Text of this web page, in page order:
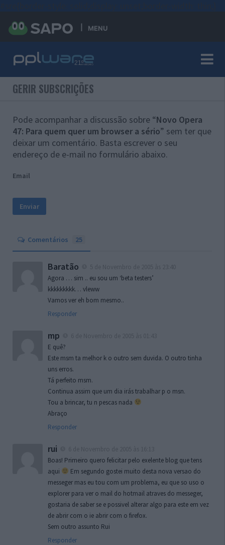
MENU
GERIR SUBSCRIÇÕES
Pode acompanhar a discussão sobre “Novo Opera
47: Para quem quer um browser a sério” sem ter que
deixar um comentário. Basta escrever o seu
endereço de e-mail no formulário abaixo.
Email
Comentários 25
Baratão
Agora … sim .. eu sou um ‘beta testers’
kkkkkkkkk… vleww
Vamos ver eh bom mesmo..
Responder
mp
E quê?
Este msm ta melhor k o outro sem duvida. O outro tinha
uns erros.
Tá perfeito msm.
Continua assim que um dia irás trabalhar p o msn.
Tou a brincar, tu n pescas nada
Abraço
Responder
rui
Boas! Primeiro quero felicitar pelo exelente blog que tens
aqui
Em segundo gostei muito desta nova versao do
messeger mas eu tou com um problema, eu que so uso o
explorer para ver o mail do hotmail atraves do messeger,
gostaria de saber se e possivel alterar algo para este em vez
de abrir com o ie abrir com o firefox.
Sem outro assunto Rui
Responder